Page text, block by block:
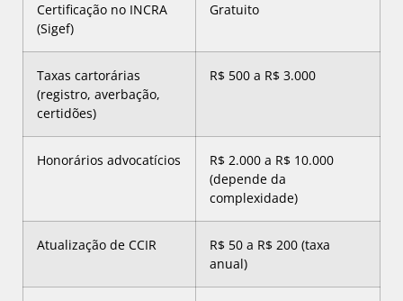
Certificação no INCRA
(Sigef)
Gratuito
Taxas cartorárias
(registro, averbação,
certidões)
R$ 500 a R$ 3.000
Honorários advocatícios
R$ 2.000 a R$ 10.000
(depende da
complexidade)
Atualização de CCIR
R$ 50 a R$ 200 (taxa
anual)